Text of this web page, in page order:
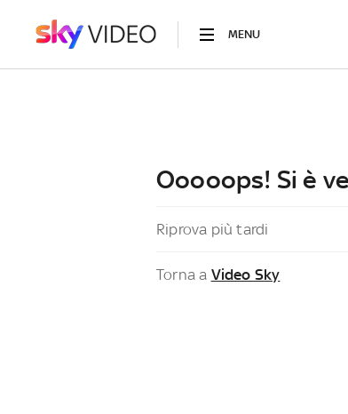
MENU
Ooooops! Si è
Riprova più tardi
Torna a Video Sky